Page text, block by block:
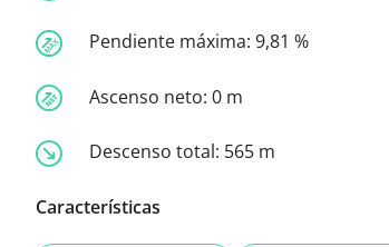
Pendiente máxima: 9,81 %
Ascenso neto: 0 m
Descenso total: 565 m
Características